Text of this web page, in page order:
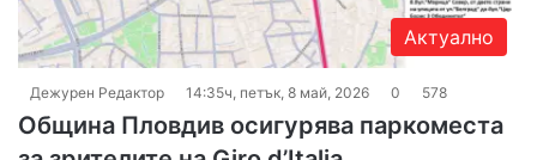
Актуално
Дежурен Редактор 14:35ч, петък, 8 май, 2026 0 578
Община Пловдив осигурява паркоместа